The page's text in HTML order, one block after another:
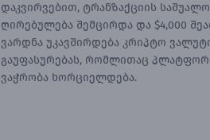
დაკვირვებით, ტრანზაქციის საშუალო
ღირებულება შემცირდა და $4,000
ვარდნა უკავშირდება კრიპტო
გაუფასურებას, რომლითაც
ვაჭრობა ხორციელდება.